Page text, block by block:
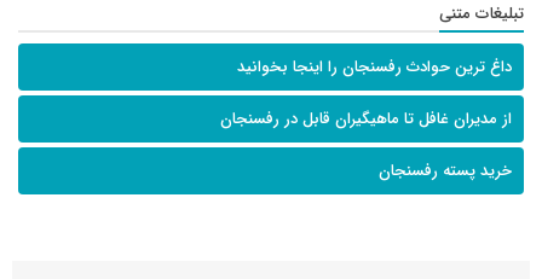
تبلیغات متنی
داغ ترین حوادث رفسنجان را اینجا بخوانید
از مدیران غافل تا ماهیگیران قابل در رفسنجان
خرید پسته رفسنجان